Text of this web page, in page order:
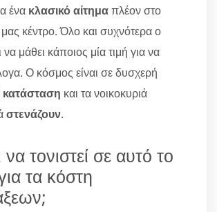
ένα κλασικό αίτημαπλέον στο
κέντρο. Όλο και συχνότερα ο
να μάθει κάποιος μία τιμή για να
Ο κόσμος είναι σε δυσχερή
κατάσταση και τα νοικοκυριά
στενάζουν.
να τονιστεί σε αυτό το
τα κόστη